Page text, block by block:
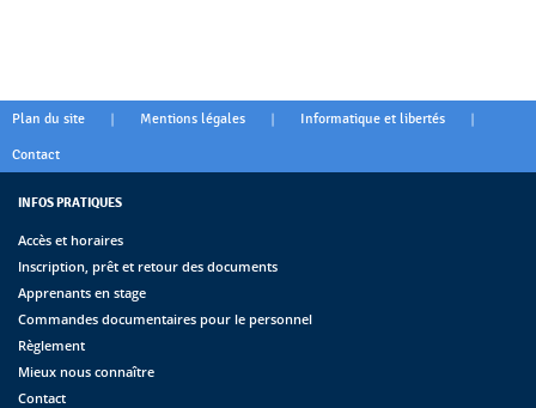
Plan du site | Mentions légales | Informatique et libertés |
Contact
INFOS PRATIQUES
Accès et horaires
Inscription, prêt et retour des documents
Apprenants en stage
Commandes documentaires pour le personnel
Règlement
Mieux nous connaître
Contact